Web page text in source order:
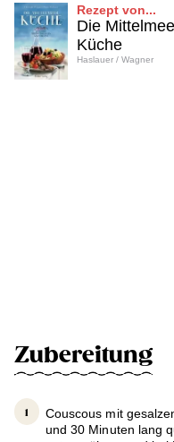
Rezept von...
Die
Küche
Haslauer / Wagner
Zubereitung
Couscous mit
und 30 Minuten lang